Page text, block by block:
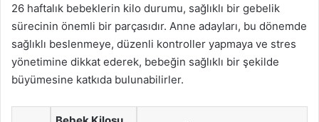
26 haftalık bebeklerin kilo durumu, sağlıklı bir gebelik
sürecinin önemli bir parçasıdır. Anne adayları, bu dönemde
sağlıklı beslenmeye, düzenli kontroller yapmaya ve stres
yönetimine dikkat ederek, bebeğin sağlıklı bir şekilde
büyümesine katkıda bulunabilirler.